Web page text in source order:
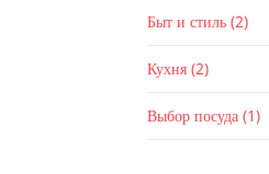
Быт и стиль (2)
Кухня (2)
Выбор посуда (1)